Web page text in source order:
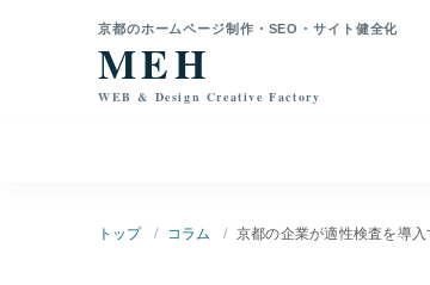
京都のホームページ制作・SEO・サイト健全化
MEH
WEB & Design Creative Factory
トップ コラム 京都の企業が適性検査を導